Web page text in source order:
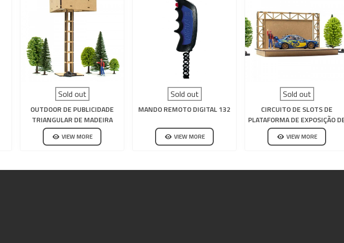
Sold out
OUTDOOR DE PUBLICIDADE
TRIANGULAR DE MADEIRA
PARA CIRCUITO DE SLOT
VIEW MORE
Sold out
MANDO REMOTO DIGITAL 132
VIEW MORE
Sold out
CIRCUITO DE SLOTS DE
PLATAFORMA DE EXPOSIÇÃO
MADEIRA
VIEW MORE